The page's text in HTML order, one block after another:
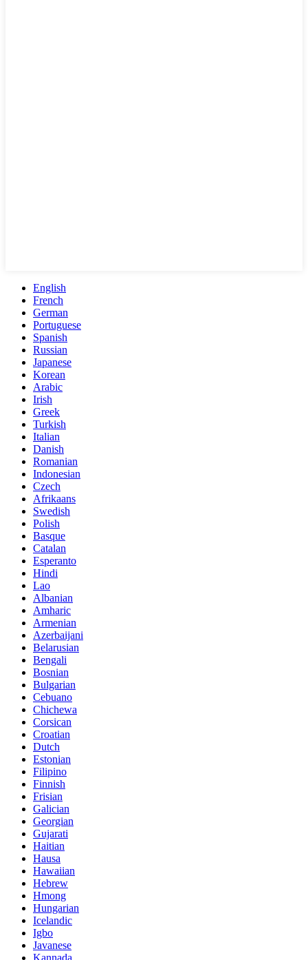
English
French
German
Portuguese
Spanish
Russian
Japanese
Korean
Arabic
Irish
Greek
Turkish
Italian
Danish
Romanian
Indonesian
Czech
Afrikaans
Swedish
Polish
Basque
Catalan
Esperanto
Hindi
Lao
Albanian
Amharic
Armenian
Azerbaijani
Belarusian
Bengali
Bosnian
Bulgarian
Cebuano
Chichewa
Corsican
Croatian
Dutch
Estonian
Filipino
Finnish
Frisian
Galician
Georgian
Gujarati
Haitian
Hausa
Hawaiian
Hebrew
Hmong
Hungarian
Icelandic
Igbo
Javanese
Kannada